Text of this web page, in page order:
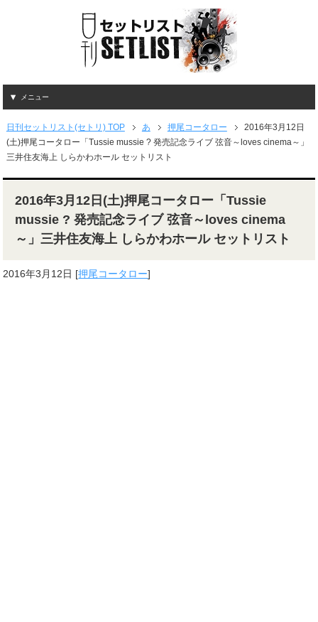
メニュー
日刊セットリスト(セトリ) TOP あ 押尾コータロー
2016年3月12日
(土)押尾コータロー「Tussie mussie ? 発売記念ライブ 弦音～loves cinema～」
三井住友海上 しらかわホール セットリスト
2016年3月12日(土)押尾コータロー「Tussie
mussie ? 発売記念ライブ 弦音～loves cinema
～」三井住友海上 しらかわホール セットリスト
2016年3月12日 [押尾コータロー]